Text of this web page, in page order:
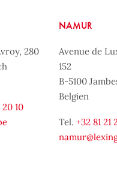
280
10
NAMUR
Avenue de
152
B-5100
Belgien
Tel.+32 81 21